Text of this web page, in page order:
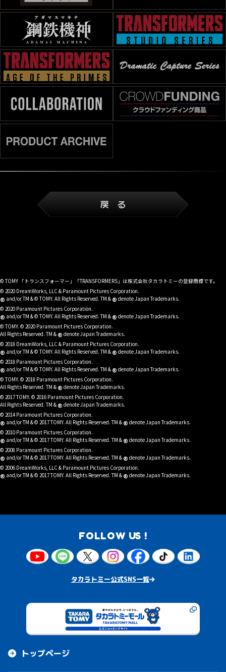
© TOMY 「トランスフォーマー」「TRANSFORMERS」は株式会社タカラトミーの登録商標です。
© 2020 DreamWorks, LLC & Paramount Pictures Corporation.
® and/or TM & © TOMY. All Rights Reserved. TM & ® denote Japan Trademarks.
© 2020 Paramount Pictures Corporation.
® and/or TM & © TOMY. All Rights Reserved. TM & ® denote Japan Trademarks.
© TOMY. © 2020 Paramount Pictures Corporation.
All Rights Reserved. TM & ® denote Japan Trademarks.
© 2018 DreamWorks, LLC & Paramount Pictures Corporation.
® and/or TM & © TOMY. All Rights Reserved. TM & ® denote Japan Trademarks.
© 2018 Paramount Pictures Corporation.
® and/or TM & © TOMY. All Rights Reserved. TM & ® denote Japan Trademarks.
© TOMY. © 2018 Paramount Pictures Corporation.
All Rights Reserved. TM & ® denote Japan Trademarks.
© 2017 TOMY. © 2016 Paramount Pictures Corporation.
All Rights Reserved. TM & ® denote Japan Trademarks.
© 2014 Paramount Pictures Corporation.
® and/or TM & © 2017 TOMY. All Rights Reserved. TM & ® denote Japan Trademarks.
© 2010 Paramount Pictures Corporation.
® and/or TM & © 2017 TOMY. All Rights Reserved. TM & ® denote Japan Trademarks.
© 2008 Paramount Pictures Corporation.
® and/or TM & © 2017 TOMY. All Rights Reserved. TM & ® denote Japan Trademarks.
© 2006 DreamWorks, LLC & Paramount Pictures Corporation.
® and/or TM & © 2017 TOMY. All Rights Reserved. TM & ® denote Japan Trademarks.
FOLLOW US !
タカラトミー公式SNS一覧
トップページ